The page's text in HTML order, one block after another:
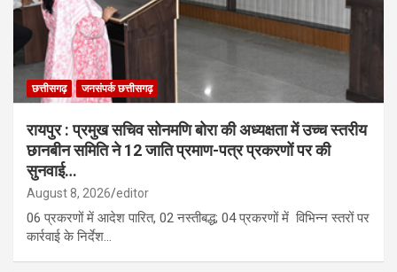
छत्तीसगढ़ जनसंपर्क छत्तीसगढ़
रायपुर : प्रमुख सचिव सोनमणि बोरा की अध्यक्षता में उच्च स्तरीय
छानबीन समिति ने 12 जाति प्रमाण-पत्र प्रकरणों पर की
सुनवाई…
August 8, 2026 editor
06 प्रकरणों में आदेश पारित, 02 नस्तीबद्ध; 04 प्रकरणों में विभिन्न स्तरों पर
कार्रवाई के निर्देश…